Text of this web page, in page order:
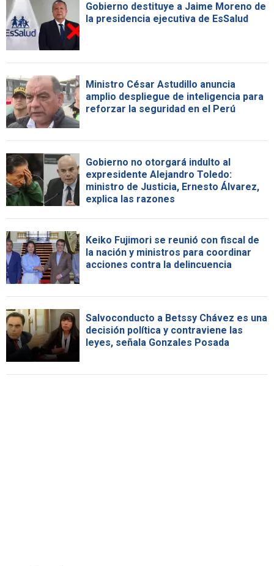
Gobierno destituye a Jaime Moreno de
la presidencia ejecutiva de EsSalud
Ministro César Astudillo anuncia
amplio despliegue de inteligencia para
reforzar la seguridad en el Perú
Gobierno no otorgará indulto al
expresidente Alejandro Toledo:
ministro de Justicia, Ernesto Álvarez,
explica las razones
Keiko Fujimori se reunió con fiscal de
la nación y ministros para coordinar
acciones contra la delincuencia
Salvoconducto a Betssy Chávez es una
decisión política y contraviene las
leyes, señala Gonzales Posada